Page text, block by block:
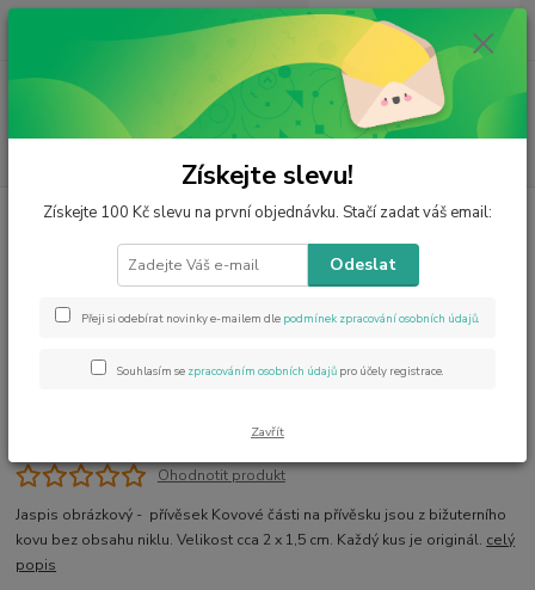
ks
0 Kč
Úvod Šperky z minerálů Jaspis obrázkový, křížek
Jaspis obrázkový, křížek
Ohodnotit produkt
Jaspis obrázkový - přívěsek Kovové části na přívěsku jsou z bižuterního
kovu bez obsahu niklu. Velikost cca 2 x 1,5 cm. Každý kus je originál. celý
popis
Získejte slevu!
Získejte 100 Kč slevu na první objednávku. Stačí zadat váš email:
Odeslat
Přeji si odebírat novinky e-mailem dle podmínek zpracování osobních údajů.
Souhlasím se zpracováním osobních údajů pro účely registrace.
Zavřít